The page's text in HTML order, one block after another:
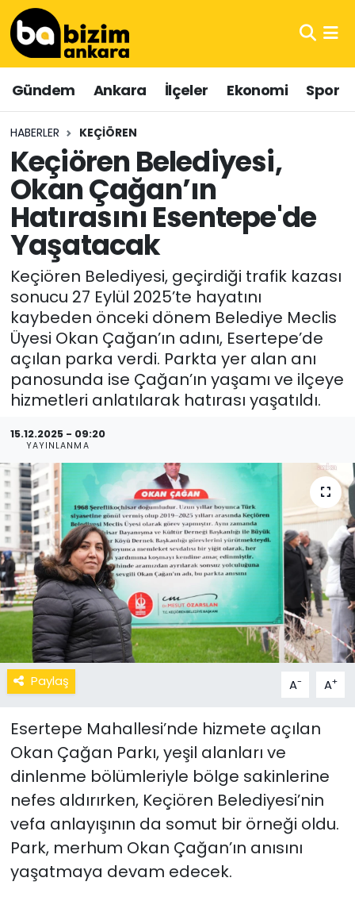
Gündem Ankara İlçeler Ekonomi Spor
HABERLER KEÇIÖREN
Keçiören Belediyesi,
Okan Çağan’ın
Hatırasını Esentepe'de
Yaşatacak
Keçiören Belediyesi, geçirdiği trafik kazası
sonucu 27 Eylül 2025’te hayatını
kaybeden önceki dönem Belediye Meclis
Üyesi Okan Çağan’ın adını, Esertepe’de
açılan parka verdi. Parkta yer alan anı
panosunda ise Çağan’ın yaşamı ve ilçeye
hizmetleri anlatılarak hatırası yaşatıldı.
15.12.2025 - 09:20
YAYINLANMA
Paylaş A- A+
Esertepe Mahallesi’nde hizmete açılan
Okan Çağan Parkı, yeşil alanları ve
dinlenme bölümleriyle bölge sakinlerine
nefes aldırırken, Keçiören Belediyesi’nin
vefa anlayışının da somut bir örneği oldu.
Park, merhum Okan Çağan’ın anısını
yaşatmaya devam edecek.
Hava Durumu
Trafik Durumu
Süper Lig Puan Durumu ve Fikstür
Tüm Manşetler
Son Dakika Haberleri
Haber Arşivi